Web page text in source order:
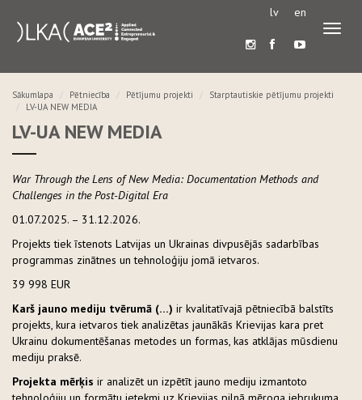
lv en
Sākumlapa Pētniecība Pētījumu projekti
Starptautiskie pētījumu projekti
LV-UA NEW MEDIA
LV-UA NEW MEDIA
War Through the Lens of New Media: Documentation Methods and
Challenges in the Post-Digital Era
01.07.2025. – 31.12.2026.
Projekts tiek īstenots Latvijas un Ukrainas divpusējās sadarbības
programmas zinātnes un tehnoloģiju jomā ietvaros.
39 998 EUR
Karš jauno mediju tvērumā (…) ir kvalitatīvajā pētniecībā balstīts
projekts, kura ietvaros tiek analizētas jaunākās Krievijas kara pret
Ukrainu dokumentēšanas metodes un formas, kas atklājas mūsdienu
mediju praksē.
Projekta mērķis ir analizēt un izpētīt jauno mediju izmantoto